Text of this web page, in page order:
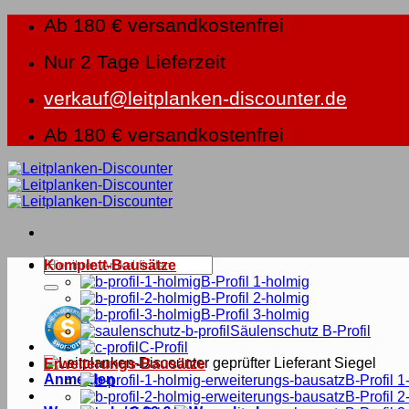
springen
Ab 180 € versandkostenfrei
Nur 2 Tage Lieferzeit
verkauf@leitplanken-discounter.de
Ab 180 € versandkostenfrei
Suche
nach:
Anmelden
Komplett-Bausätze
B-Profil 1-holmig
B-Profil 2-holmig
B-Profil 3-holmig
Säulenschutz B-Profil
C-Profil
Erweiterungs-Bausätze
B-Profil
B-Profil